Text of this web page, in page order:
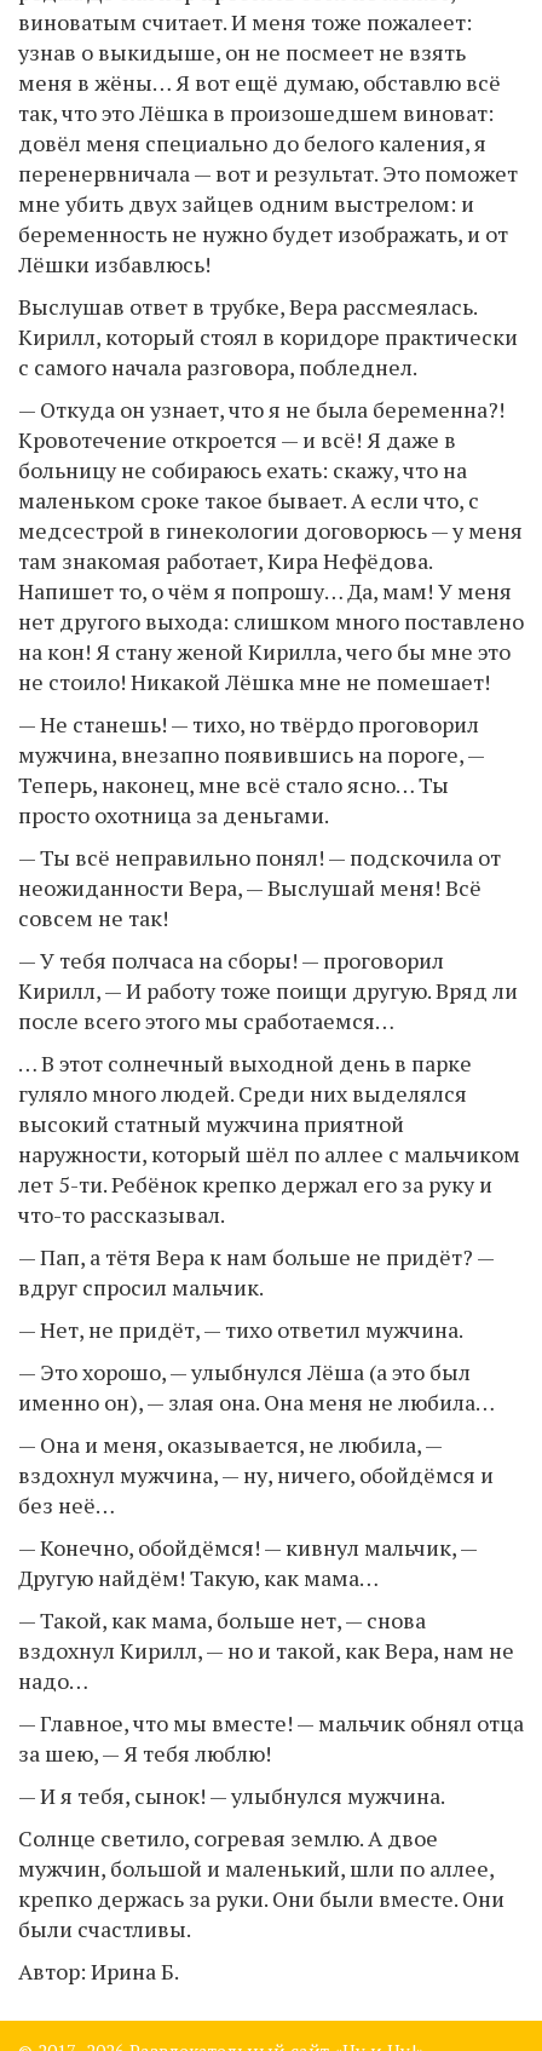
виноватым считает. И меня тоже пожалеет:
узнав о выкидыше, он не посмеет не взять
меня в жёны… Я вот ещё думаю, обставлю всё
так, что это Лёшка в произошедшем виноват:
довёл меня специально до белого каления, я
перенервничала — вот и результат. Это поможет
мне убить двух зайцев одним выстрелом: и
беременность не нужно будет изображать, и от
Лёшки избавлюсь!
Выслушав ответ в трубке, Вера рассмеялась.
Кирилл, который стоял в коридоре практически
с самого начала разговора, побледнел.
— Откуда он узнает, что я не была беременна?!
Кровотечение откроется — и всё! Я даже в
больницу не собираюсь ехать: скажу, что на
маленьком сроке такое бывает. А если что, с
медсестрой в гинекологии договорюсь — у меня
там знакомая работает, Кира Нефёдова.
Напишет то, о чём я попрошу… Да, мам! У меня
нет другого выхода: слишком много поставлено
на кон! Я стану женой Кирилла, чего бы мне это
не стоило! Никакой Лёшка мне не помешает!
— Не станешь! — тихо, но твёрдо проговорил
мужчина, внезапно появившись на пороге, —
Теперь, наконец, мне всё стало ясно… Ты
просто охотница за деньгами.
— Ты всё неправильно понял! — подскочила от
неожиданности Вера, — Выслушай меня! Всё
совсем не так!
— У тебя полчаса на сборы! — проговорил
Кирилл, — И работу тоже поищи другую. Вряд ли
после всего этого мы сработаемся…
… В этот солнечный выходной день в парке
гуляло много людей. Среди них выделялся
высокий статный мужчина приятной
наружности, который шёл по аллее с мальчиком
лет 5-ти. Ребёнок крепко держал его за руку и
что-то рассказывал.
— Пап, а тётя Вера к нам больше не придёт? —
вдруг спросил мальчик.
— Нет, не придёт, — тихо ответил мужчина.
— Это хорошо, — улыбнулся Лёша (а это был
именно он), — злая она. Она меня не любила…
— Она и меня, оказывается, не любила, —
вздохнул мужчина, — ну, ничего, обойдёмся и
без неё…
— Конечно, обойдёмся! — кивнул мальчик, —
Другую найдём! Такую, как мама…
— Такой, как мама, больше нет, — снова
вздохнул Кирилл, — но и такой, как Вера, нам не
надо…
— Главное, что мы вместе! — мальчик обнял отца
за шею, — Я тебя люблю!
— И я тебя, сынок! — улыбнулся мужчина.
Солнце светило, согревая землю. А двое
мужчин, большой и маленький, шли по аллее,
крепко держась за руки. Они были вместе. Они
были счастливы.
Автор: Ирина Б.